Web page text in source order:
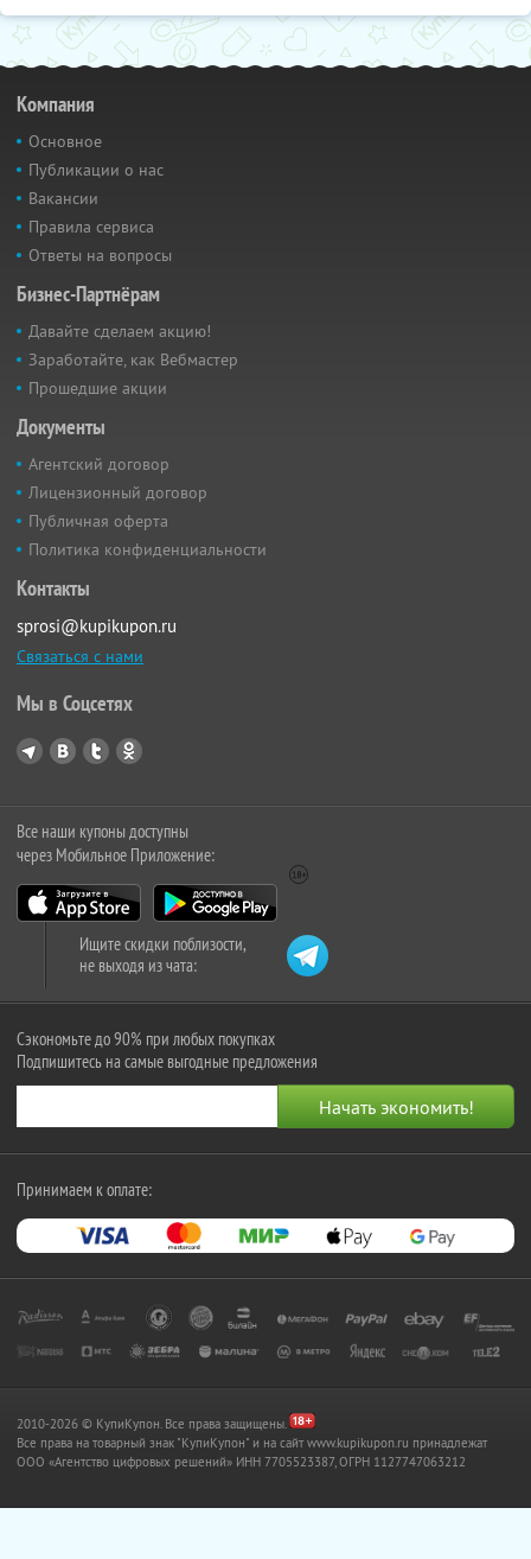
Компания
Основное
Публикации о нас
Вакансии
Правила сервиса
Ответы на вопросы
Бизнес-Партнёрам
Давайте сделаем акцию!
Заработайте, как Вебмастер
Прошедшие акции
Документы
Агентский договор
Лицензионный договор
Публичная оферта
Политика конфиденциальности
Контакты
sprosi@kupikupon.ru
Связаться с нами
Мы в Соцсетях
Все наши купоны доступны
через Мобильное Приложение:
Ищите скидки поблизости,
не выходя из чата:
Сэкономьте до 90% при любых покупках
Подпишитесь на самые выгодные предложения
Принимаем к оплате:
2010-2026 © КупиКупон. Все права защищены.
Все права на товарный знак "КупиКупон" и на сайт www.kupikupon.ru принадлежат
OOO «Агентство цифровых решений» ИНН 7705523387, ОГРН 1127747063212